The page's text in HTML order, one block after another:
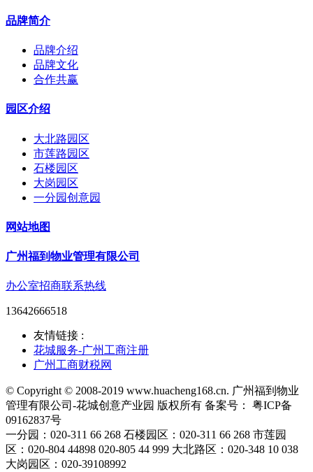
品牌简介
品牌介绍
品牌文化
合作共赢
园区介绍
大北路园区
市莲路园区
石楼园区
大岗园区
一分园创意园
网站地图
广州福到物业管理有限公司
办公室招商联系热线
13642666518
友情链接 :
花城服务-广州工商注册
广州工商财税网
© Copyright © 2008-2019 www.huacheng168.cn. 广州福到物业
管理有限公司-花城创意产业园 版权所有 备案号： 粤ICP备
09162837号
一分园：020-311 66 268 石楼园区：020-311 66 268 市莲园
区：020-804 44898 020-805 44 999 大北路区：020-348 10 038
大岗园区：020-39108992